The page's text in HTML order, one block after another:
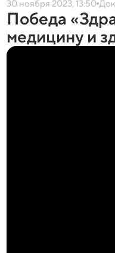
30 ноября 2023, 13:50
Победа
медицину и